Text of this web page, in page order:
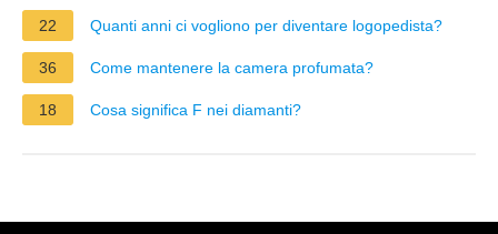
22 Quanti anni ci vogliono per diventare logopedista?
36 Come mantenere la camera profumata?
18 Cosa significa F nei diamanti?